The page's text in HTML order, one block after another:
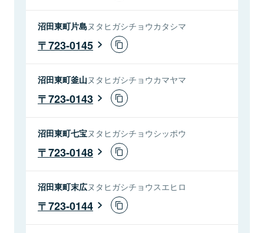
沼田東町片島 ヌタヒガシチョウカタシマ
723-0145
沼田東町釜山 ヌタヒガシチョウカマヤマ
723-0143
沼田東町七宝ヌタヒガシチョウシッポウ
723-0148
沼田東町末広ヌタヒガシチョウスエヒロ
723-0144